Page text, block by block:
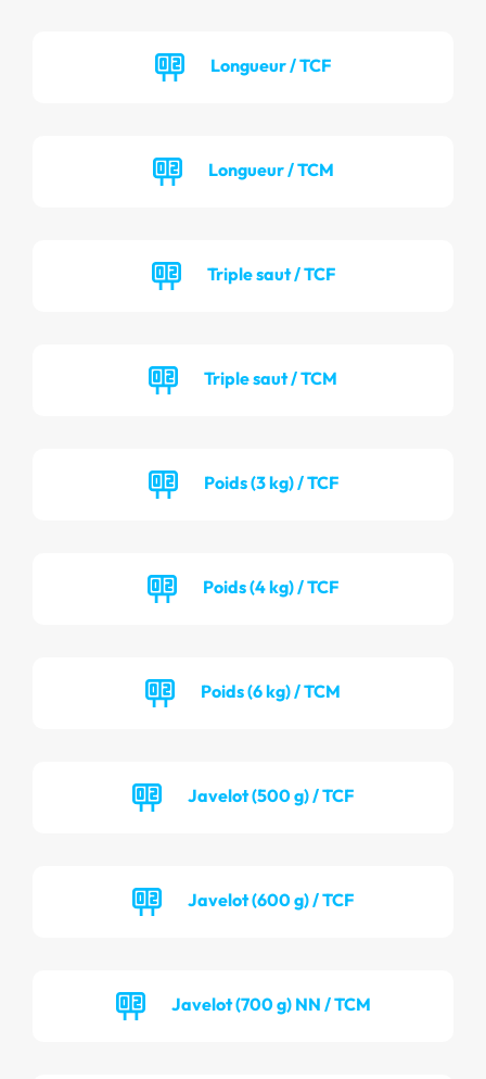
Longueur / TCF
Longueur / TCM
Triple saut / TCF
Triple saut / TCM
Poids (3 kg) / TCF
Poids (4 kg) / TCF
Poids (6 kg) / TCM
Javelot (500 g) / TCF
Javelot (600 g) / TCF
Javelot (700 g) NN / TCM